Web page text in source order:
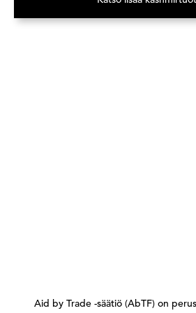
(Avautuu
Aid by Trade -säätiö (AbTF) on